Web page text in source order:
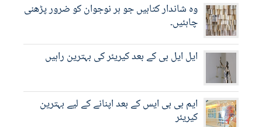
وہ شاندار کتابیں جو ہر نوجوان کو ضرور پڑھنی
چاہئیں۔
ایل ایل بی کے بعد کیریئر کی بہترین راہیں
ایم بی بی ایس کے بعد اپنانے کے لیے بہترین
کیریئر